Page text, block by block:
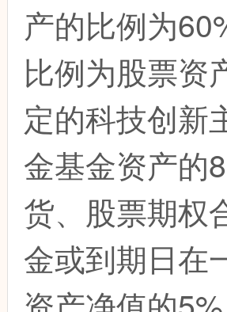
产的比例为
比例为股票资
定的科技创新
金基金资产的
货、股票期权
金或到期日在